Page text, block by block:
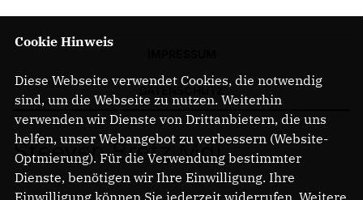
Steeven Bretz MdL
Cookie Hinweis
Diese Webseite verwendet Cookies, die notwendig
sind, um die Webseite zu nutzen. Weiterhin
verwenden wir Dienste von Drittanbietern, die uns
helfen, unser Webangebot zu verbessern (Website-
Optmierung). Für die Verwendung bestimmter
Dienste, benötigen wir Ihre Einwilligung. Ihre
Einwilligung können Sie jederzeit widerrufen. Weitere